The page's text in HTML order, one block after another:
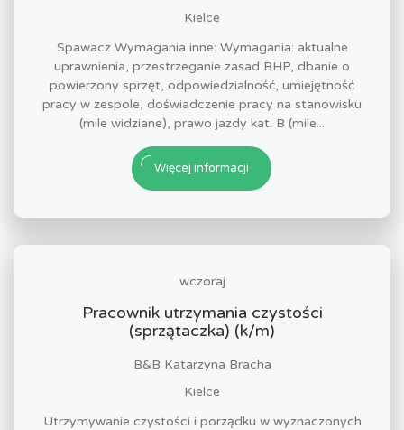
Kielce
Spawacz Wymagania inne: Wymagania: aktualne
uprawnienia, przestrzeganie zasad BHP, dbanie o
powierzony sprzęt, odpowiedzialność, umiejętność
pracy w zespole, doświadczenie pracy na stanowisku
(mile widziane), prawo jazdy kat. B (mile...
Więcej informacji
wczoraj
Pracownik utrzymania czystości
(sprzątaczka) (k/m)
B&B Katarzyna Bracha
Kielce
Utrzymywanie czystości i porządku w wyznaczonych